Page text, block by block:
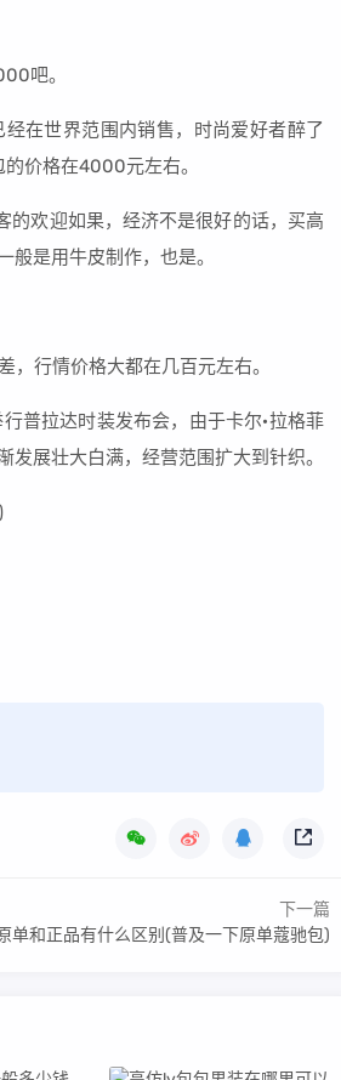
吧。
在世界范围内销售，时尚爱好者醉了
价格在4000元左右。
的欢迎如果，经济不是很好的话，买高
是用牛皮制作，也是。
行情价格大都在几百元左右。
普拉达时装发布会，由于卡尔·拉格菲
展壮大白满，经营范围扩大到针织。
下一篇
单和正品有什么区别(普及一下原单蔻驰包)